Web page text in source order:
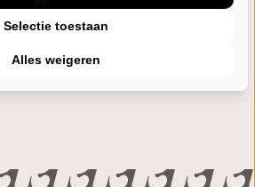
Lopes
Alles weigeren
Selectie toestaan